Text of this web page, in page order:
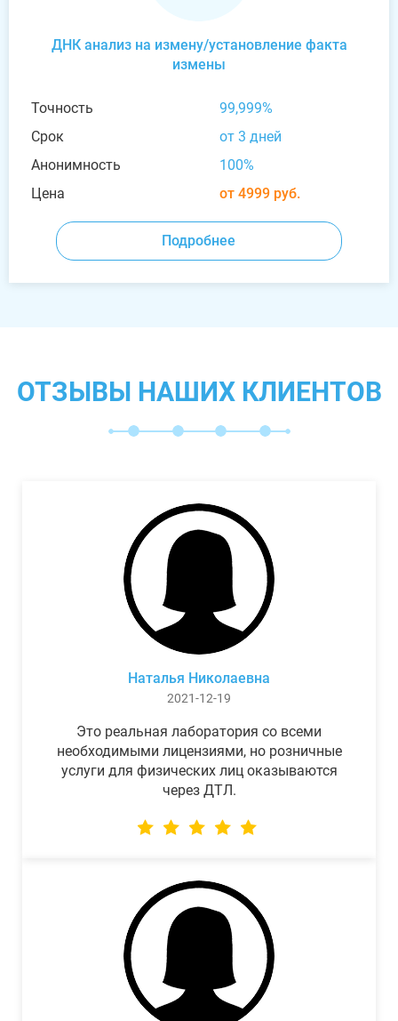
ДНК анализ на измену/установление факта
измены
Точность
99,999%
Срок
от 3 дней
Анонимность
100%
Цена
от 4999 руб.
Подробнее
ОТЗЫВЫ НАШИХ КЛИЕНТОВ
Наталья Николаевна
2021-12-19
Это реальная лаборатория со всеми
необходимыми лицензиями, но розничные
услуги для физических лиц оказываются
через ДТЛ.